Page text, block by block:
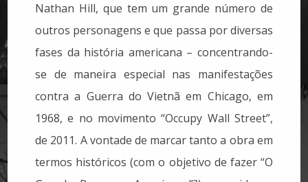
Nathan Hill, que tem um grande número de
outros personagens e que passa por diversas
fases da história americana – concentrando-
se de maneira especial nas manifestações
contra a Guerra do Vietnã em Chicago, em
1968, e no movimento “Occupy Wall Street”,
de 2011. A vontade de marcar tanto a obra em
termos históricos (com o objetivo de fazer “O